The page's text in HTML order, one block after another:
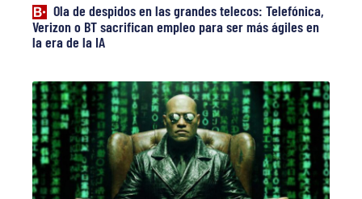
Ola de despidos en las grandes telecos: Telefónica,
Verizon o BT sacrifican empleo para ser más ágiles en
la era de la IA